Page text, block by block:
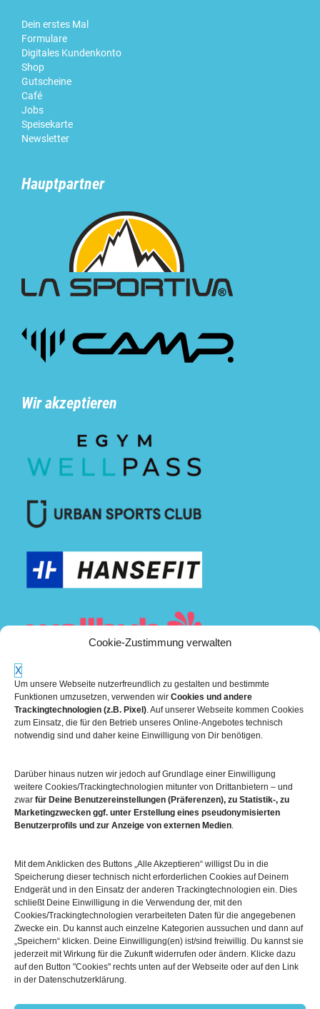
Cookie-Zustimmung verwalten
X
Um unsere Webseite nutzerfreundlich zu gestalten und bestimmte
Funktionen umzusetzen, verwenden wir Cookies und andere
Trackingtechnologien (z.B. Pixel). Auf unserer Webseite kommen Cookies
zum Einsatz, die für den Betrieb unseres Online-Angebotes technisch
notwendig sind und daher keine Einwilligung von Dir benötigen.
Darüber hinaus nutzen wir jedoch auf Grundlage einer Einwilligung
weitere Cookies/Trackingtechnologien mitunter von Drittanbietern – und
zwar für Deine Benutzereinstellungen (Präferenzen), zu Statistik-, zu
Marketingzwecken ggf. unter Erstellung eines pseudonymisierten
Benutzerprofils und zur Anzeige von externen Medien.
Mit dem Anklicken des Buttons „Alle Akzeptieren“ willigst Du in die
Speicherung dieser technisch nicht erforderlichen Cookies auf Deinem
Endgerät und in den Einsatz der anderen Trackingtechnologien ein. Dies
schließt Deine Einwilligung in die Verwendung der, mit den
Cookies/Trackingtechnologien verarbeiteten Daten für die angegebenen
Zwecke ein. Du kannst auch einzelne Kategorien aussuchen und dann auf
„Speichern“ klicken. Deine Einwilligung(en) ist/sind freiwillig. Du kannst sie
jederzeit mit Wirkung für die Zukunft widerrufen oder ändern. Klicke dazu
auf den Button "Cookies" rechts unten auf der Webseite oder auf den Link
in der Datenschutzerklärung.
Dein erstes Mal
Formulare
Digitales Kundenkonto
Shop
Gutscheine
Café
Jobs
Speisekarte
Newsletter
Hauptpartner
Wir akzeptieren
Mehr über die Boulderwelt
 Unsere Hallen im Überblick
© 2026Boulderwelt
Benutzungsordnung
Datenschutzerklärung
Widerrufsbelehrung